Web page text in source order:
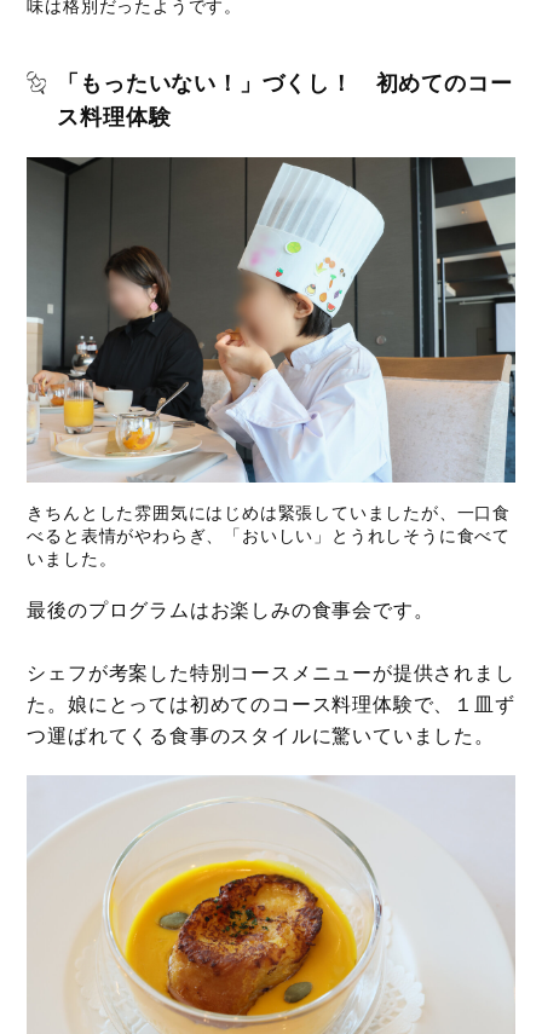
味は格別だったようです。
「もったいない！」づくし！ 初めてのコー
ス料理体験
きちんとした雰囲気にはじめは緊張していましたが、一口食
べると表情がやわらぎ、「おいしい」とうれしそうに食べて
いました。
最後のプログラムはお楽しみの食事会です。
シェフが考案した特別コースメニューが提供されまし
た。娘にとっては初めてのコース料理体験で、１皿ず
つ運ばれてくる食事のスタイルに驚いていました。